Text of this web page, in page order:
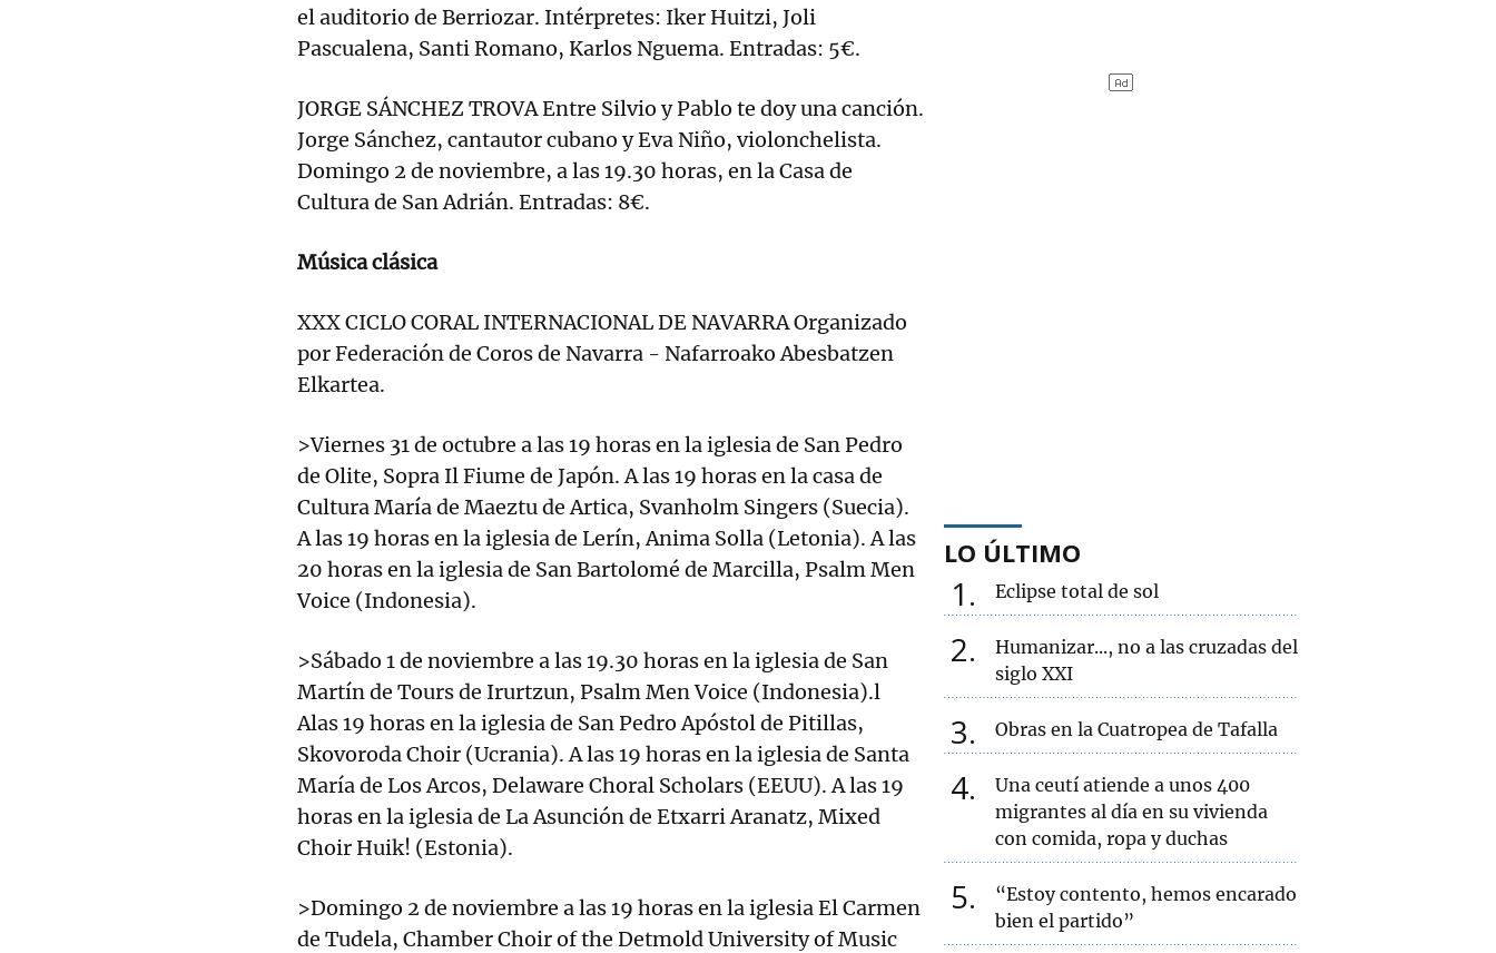
el auditorio de Berriozar. Intérpretes: Iker Huitzi, Joli
Pascualena, Santi Romano, Karlos Nguema. Entradas: 5€.
JORGE SÁNCHEZ TROVA Entre Silvio y Pablo te doy una canción.
Jorge Sánchez, cantautor cubano y Eva Niño, violonchelista.
Domingo 2 de noviembre, a las 19.30 horas, en la Casa de
Cultura de San Adrián. Entradas: 8€.
Música clásica
XXX CICLO CORAL INTERNACIONAL DE NAVARRA Organizado
por Federación de Coros de Navarra - Nafarroako Abesbatzen
Elkartea.
>Viernes 31 de octubre a las 19 horas en la iglesia de San Pedro
de Olite, Sopra Il Fiume de Japón. A las 19 horas en la casa de
Cultura María de Maeztu de Artica, Svanholm Singers (Suecia).
A las 19 horas en la iglesia de Lerín, Anima Solla (Letonia). A las
20 horas en la iglesia de San Bartolomé de Marcilla, Psalm Men
Voice (Indonesia).
>Sábado 1 de noviembre a las 19.30 horas en la iglesia de San
Martín de Tours de Irurtzun, Psalm Men Voice (Indonesia).l
Alas 19 horas en la iglesia de San Pedro Apóstol de Pitillas,
Skovoroda Choir (Ucrania). A las 19 horas en la iglesia de Santa
María de Los Arcos, Delaware Choral Scholars (EEUU). A las 19
horas en la iglesia de La Asunción de Etxarri Aranatz, Mixed
Choir Huik! (Estonia).
>Domingo 2 de noviembre a las 19 horas en la iglesia El Carmen
de Tudela, Chamber Choir of the Detmold University of Music
LO ÚLTIMO
1 Eclipse total de sol
2
Humanizar..., no a las cruzadas del
siglo XXI
3 Obras en la Cuatropea de Tafalla
4
Una ceutí atiende a unos 400
migrantes al día en su vivienda
con comida, ropa y duchas
5
“Estoy contento, hemos encarado
bien el partido”